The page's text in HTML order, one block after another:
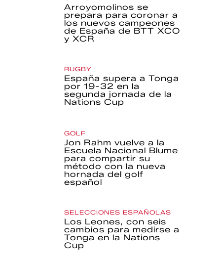
Arroyomolinos se
prepara para coronar a
los nuevos campeones
de España de BTT XCO
y XCR
RUGBY
España supera a Tonga
por 19-32 en la
segunda jornada de la
Nations Cup
GOLF
Jon Rahm vuelve a la
Escuela Nacional Blume
para compartir su
método con la nueva
hornada del golf
español
SELECCIONES ESPAÑOLAS
Los Leones, con seis
cambios para medirse a
Tonga en la Nations
Cup